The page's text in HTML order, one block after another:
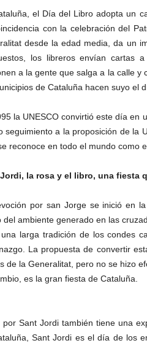
el Día del Libro adopta un
con la celebración del
desde la edad media, da un
los libreros envían cartas
a la gente que salga a la calle y
de Cataluña hacen suyo el
la UNESCO convirtió este día en
seguimiento a la proposición de la
reconoce en todo el mundo como
la rosa y el libro, una fiesta
por san Jorge se inició en
del ambiente generado en las
una larga tradición de los condes
La propuesta de convertir
de la Generalitat, pero no se hizo
es la gran fiesta de Cataluña.
por Sant Jordi también tiene una
Sant Jordi es el día de los